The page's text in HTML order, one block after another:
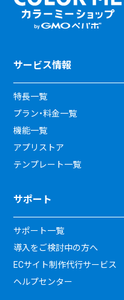
サービス情報
特長一覧
プラン・料金一覧
機能一覧
アプリストア
テンプレート一覧
サポート
サポート一覧
導入をご検討中の方へ
ECサイト制作代行サービス
ヘルプセンター